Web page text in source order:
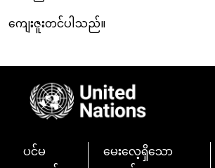
ကျေးဇူးတင်ပါသည်။
ပင်မ
မေးလေ့ရှိသော